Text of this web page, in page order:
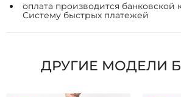
оплата производится банковской
Систему быстрых платежей
ДРУГИЕ МОДЕЛИ